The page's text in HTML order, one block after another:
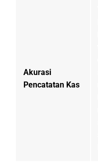
Akurasi
Pencatatan Kas